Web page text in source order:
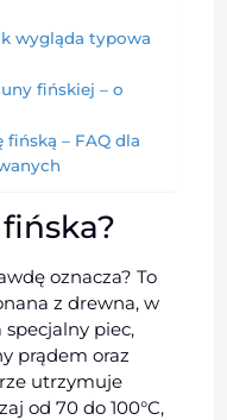
wygląda typowa
fińskiej – o
fińską – FAQ dla
oznacza? To
z drewna, w
piec,
prądem oraz
utrzymuje
od 70 do 100°C,